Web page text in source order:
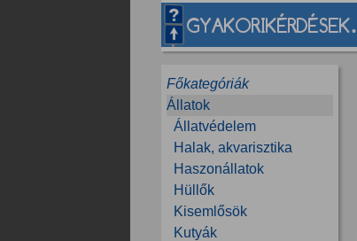
Főkategóriák
Állatok
Állatvédelem
Halak, akvarisztika
Haszonállatok
Hüllők
Kisemlősök
Kutyák